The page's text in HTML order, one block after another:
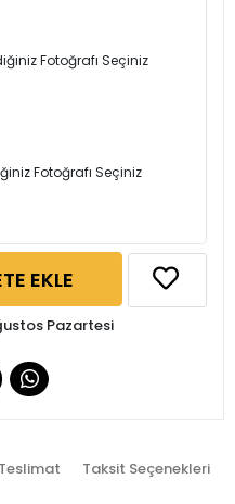
Fotoğrafı Seçiniz
Fotoğrafı Seçiniz
SEPETE EKLE
Pazartesi
Taksit Seçenekleri